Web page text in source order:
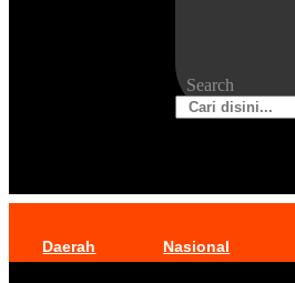
Search
Daerah Nasional